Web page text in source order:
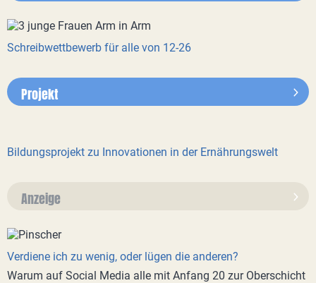
Schreibwettbewerb für alle von 12-26
Projekt
Bildungsprojekt zu Innovationen in der Ernährungswelt
Anzeige
Verdiene ich zu wenig, oder lügen die anderen?
Warum auf Social Media alle mit Anfang 20 zur Oberschicht